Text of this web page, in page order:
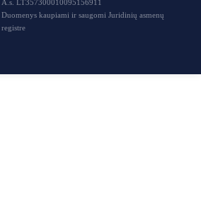
A.s. LT357300010095156911
Duomenys kaupiami ir saugomi Juridinių asmenų
registre